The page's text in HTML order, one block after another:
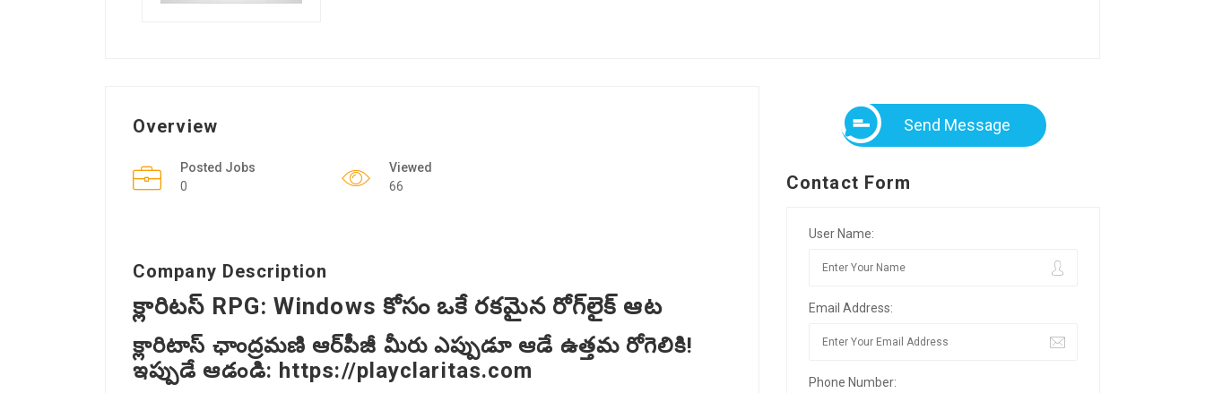
Overview
Posted Jobs
0
Viewed
66
Company Description
క్లారిటస్ RPG: Windows కోసం ఒకే రకమైన రోగ్‌లైక్ ఆట
క్లారిటాస్ ఛాంద్రమణి ఆర్‌పీజీ మీరు ఎప్పుడూ ఆడే ఉత్తమ రోగెలికి!
ఇప్పుడే ఆడండి: https://playclaritas.com
Send Message
Contact Form
User Name:
Email Address:
Phone Number: